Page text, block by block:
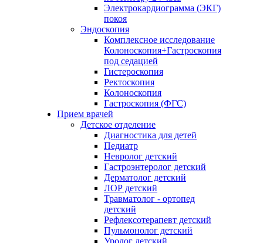
Электрокардиограмма (ЭКГ)
покоя
Эндоскопия
Комплексное исследование
Колоноскопия+Гастроскопия
под седацией
Гистероскопия
Ректоскопия
Колоноскопия
Гастроскопия (ФГС)
Прием врачей
Детское отделение
Диагностика для детей
Педиатр
Невролог детский
Гастроэнтеролог детский
Дерматолог детский
ЛОР детский
Травматолог - ортопед
детский
Рефлексотерапевт детский
Пульмонолог детский
Уролог детский